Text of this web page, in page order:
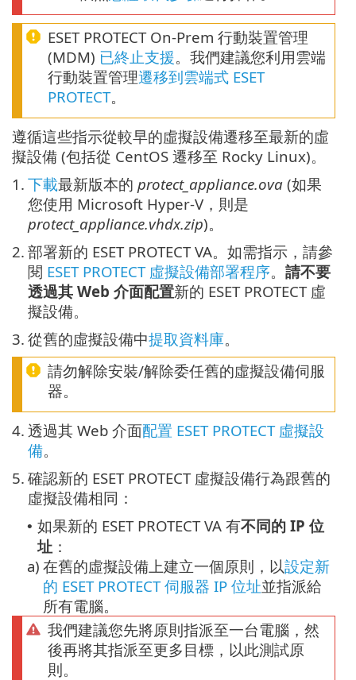
ESET PROTECT On-Prem 行動裝置管理
(MDM) 已終止支援。我們建議您利用雲端
行動裝置管理遷移到雲端式 ESET
PROTECT。
遵循這些指示從較早的虛擬設備遷移至最新的虛
擬設備 (包括從 CentOS 遷移至 Rocky Linux)。
1. 下載最新版本的 protect_appliance.ova (如果
您使用 Microsoft Hyper-V，則是
protect_appliance.vhdx.zip)。
2. 部署新的 ESET PROTECT VA。如需指示，請參
閱 ESET PROTECT 虛擬設備部署程序。 請不要
透過其 Web 介面配置新的 ESET PROTECT 虛
擬設備。
3. 從舊的虛擬設備中提取資料庫。
請勿解除安裝/解除委任舊的虛擬設備伺服
器。
4. 透過其 Web 介面配置 ESET PROTECT 虛擬設
備。
5. 確認新的 ESET PROTECT 虛擬設備行為跟舊的
虛擬設備相同：
• 如果新的 ESET PROTECT VA 有不同的 IP 位
址 ：
a) 在舊的虛擬設備上建立一個原則，以設定新
的 ESET PROTECT 伺服器 IP 位址並指派給
所有電腦。
我們建議您先將原則指派至一台電腦，然
後再將其指派至更多目標，以此測試原
則。